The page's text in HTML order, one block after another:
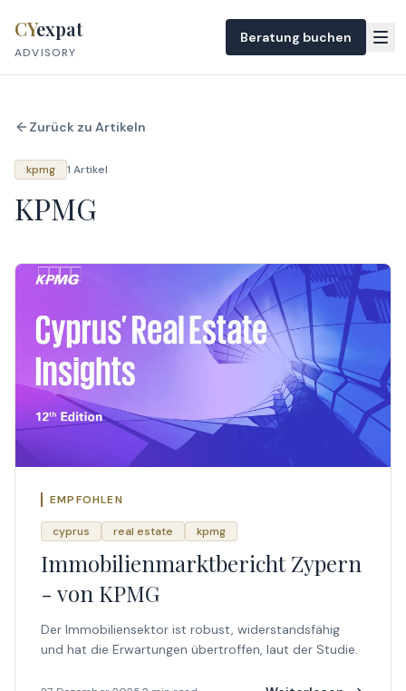
CYexpat
ADVISORY
Beratung buchen
Zurück zu Artikeln
kpmg 1 Artikel
KPMG
EMPFOHLEN
cyprus real estate kpmg
Immobilienmarktbericht Zypern
- von KPMG
Der Immobiliensektor ist robust, widerstandsfähig
und hat die Erwartungen übertroffen, laut der Studie.